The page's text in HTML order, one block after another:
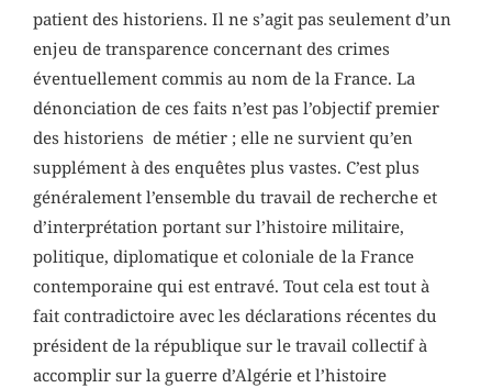
patient des historiens. Il ne s’agit pas seulement d’un
enjeu de transparence concernant des crimes
éventuellement commis au nom de la France. La
dénonciation de ces faits n’est pas l’objectif premier
des historiens de métier ; elle ne survient qu’en
supplément à des enquêtes plus vastes. C’est plus
généralement l’ensemble du travail de recherche et
d’interprétation portant sur l’histoire militaire,
politique, diplomatique et coloniale de la France
contemporaine qui est entravé. Tout cela est tout à
fait contradictoire avec les déclarations récentes du
président de la république sur le travail collectif à
accomplir sur la guerre d’Algérie et l’histoire